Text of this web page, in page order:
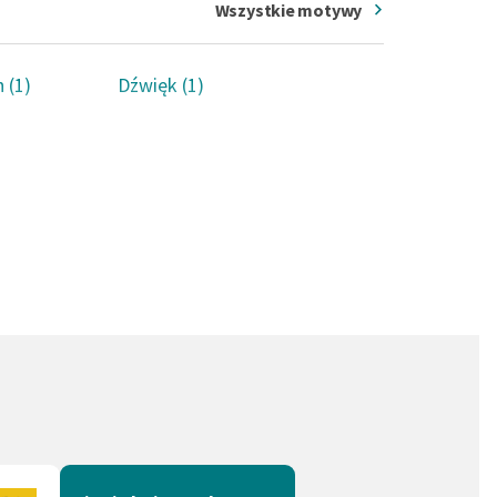
Wszystkie motywy
(1)
Dźwięk (1)